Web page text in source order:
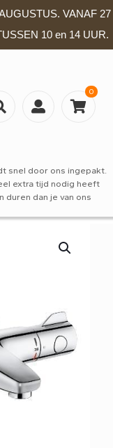
VANAF 27
10 en 14 UUR.
0
snel door ons ingepakt.
extra tijd nodig heeft
duren dan je van ons